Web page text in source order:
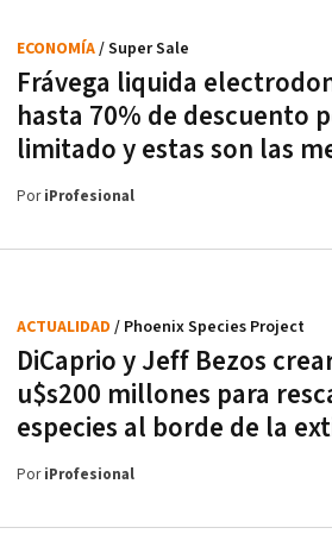
Frávega liquida
hasta 70% de descuento
limitado y estas son las
ECONOMÍA/ Super Sale
PoriProfesional
DiCaprio y Jeff Bezos
u$s200 millones para
especies al borde de la
ACTUALIDAD / Phoenix Species Project
PoriProfesional